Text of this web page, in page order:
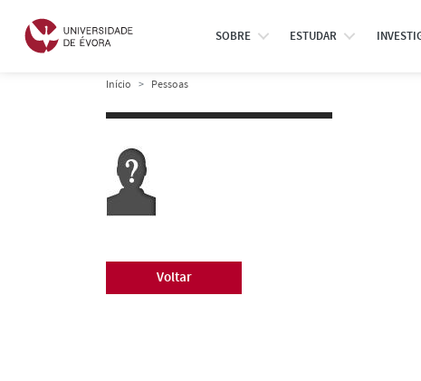
SOBRE ESTUDAR
Início Pessoas
Voltar